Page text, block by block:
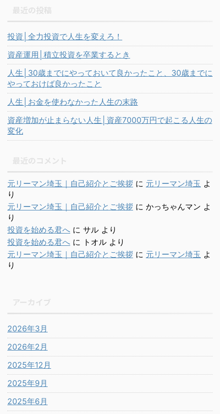
投資│全力投資で人生を変えろ！
資産運用│積立投資を卒業するとき
人生│30歳までにやっておいて良かったこと、30歳までに
やっておけば良かったこと
人生│お金を使わなかった人生の末路
資産増加が止まらない人生│資産7000万円で起こる人生の
変化
元リーマン埼玉｜自己紹介とご挨拶 に 元リーマン埼玉 よ
り
元リーマン埼玉｜自己紹介とご挨拶 に かっちゃんマン よ
り
投資を始める君へ に サル より
投資を始める君へ に トオル より
元リーマン埼玉｜自己紹介とご挨拶 に 元リーマン埼玉 よ
り
2026年3月
2026年2月
2025年12月
2025年9月
2025年6月